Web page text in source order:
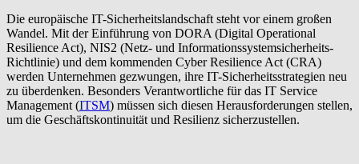
Die europäische IT-Sicherheitslandschaft steht vor einem großen
Wandel. Mit der Einführung von DORA (Digital Operational
Resilience Act), NIS2 (Netz- und Informationssystemsicherheits-
Richtlinie) und dem kommenden Cyber Resilience Act (CRA)
werden Unternehmen gezwungen, ihre IT-Sicherheitsstrategien neu
zu überdenken. Besonders Verantwortliche für das IT Service
Management (ITSM) müssen sich diesen Herausforderungen stellen,
um die Geschäftskontinuität und Resilienz sicherzustellen.